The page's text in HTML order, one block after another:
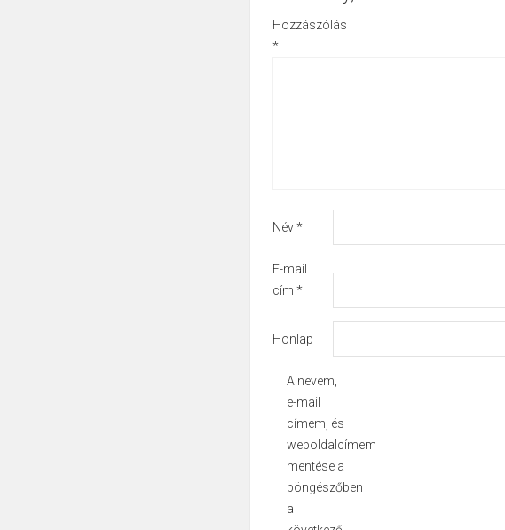
Hozzászólás
*
Név*
E-mail
cím *
Honlap
A nevem,
e-mail
címem, és
weboldalcímem
mentése a
böngészőben
a